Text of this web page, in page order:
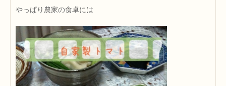
やっぱり農家の食卓には